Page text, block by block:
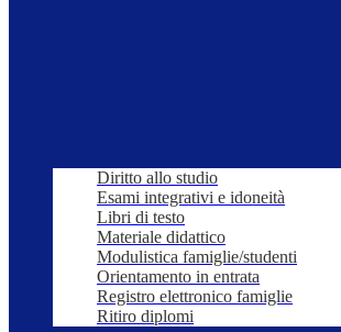
Diritto allo studio
Esami integrativi e idoneità
Libri di testo
Materiale didattico
Modulistica famiglie/studenti
Orientamento in entrata
Registro elettronico famiglie
Ritiro diplomi